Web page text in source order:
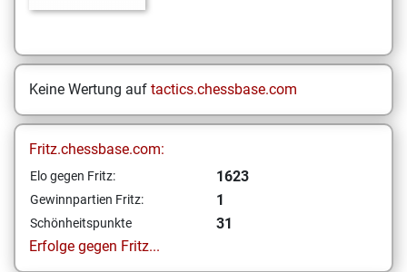
Keine Wertung auf tactics.chessbase.com
Fritz.chessbase.com:
Elo gegen Fritz: 1623
Gewinnpartien Fritz: 1
Schönheitspunkte
31
Erfolge gegen Fritz...